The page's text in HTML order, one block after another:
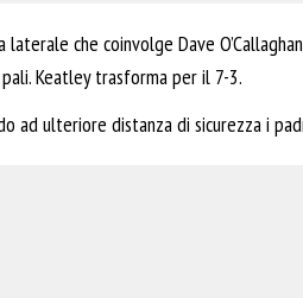
che coinvolge Dave
Keatley trasforma per il 7-3.
ad ulteriore distanza di sicurezza i